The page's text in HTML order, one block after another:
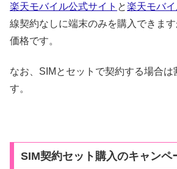
楽天モバイル公式サイト と楽天モバ
線契約なしに端末のみを購入できま
価格です。
なお、SIMとセットで契約する場合は
す。
SIM契約セット購入のキャンペ